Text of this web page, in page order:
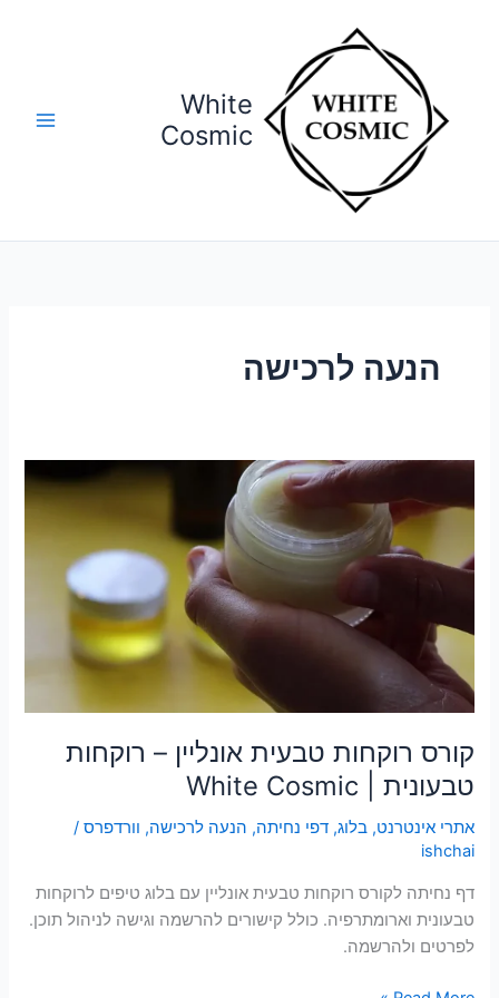
White
Cosmic
הנעה לרכישה
קורס רוקחות טבעית אונליין – רוקחות
טבעונית | White Cosmic
אתרי אינטרנט,בלוג,דפי נחיתה, הנעה לרכישה, וורדפרס /
ishchai
דף נחיתה לקורס רוקחות טבעית אונליין עם בלוג טיפים לרוקחות
טבעונית וארומתרפיה. כולל קישורים להרשמה וגישה לניהול תוכן.
לפרטים ולהרשמה.
רוקחות
טבעית
אונליין
–
טבעונית
White
Cosmic